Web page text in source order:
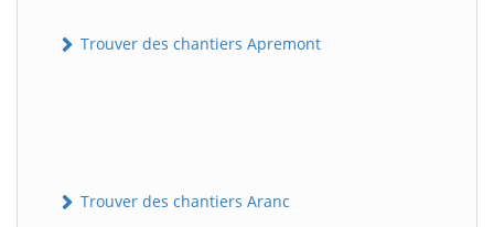
Trouver des chantiers Apremont
Trouver des chantiers Aranc